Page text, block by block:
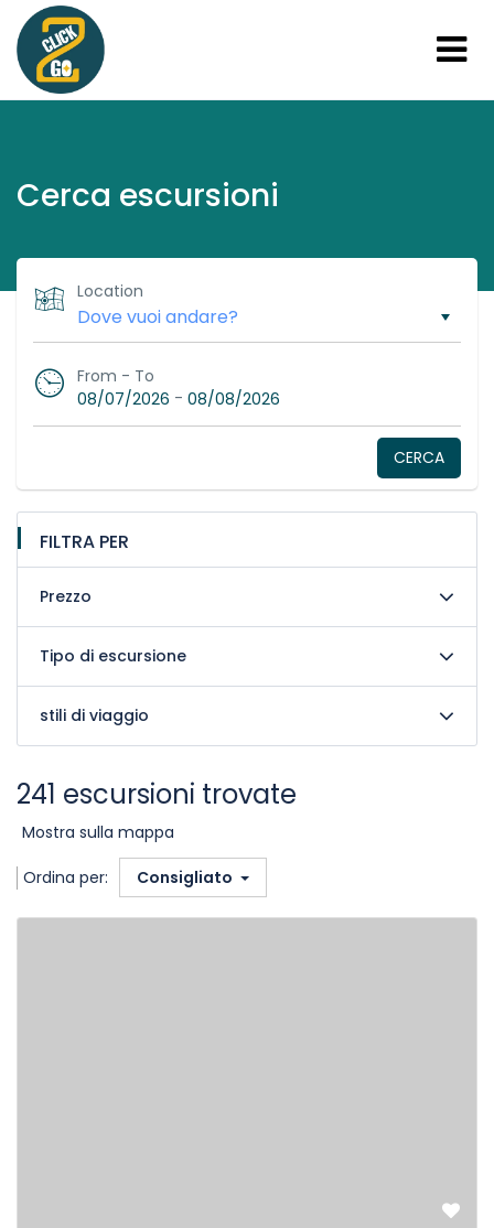
Cerca escursioni
Location
From - To
08/07/2026 - 08/08/2026
CERCA
FILTRA PER
Prezzo
Tipo di escursione
stili di viaggio
241 escursioni trovate
Mostra sulla mappa
Ordina per: Consigliato